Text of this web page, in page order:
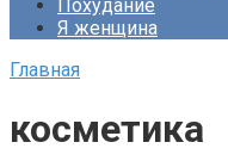
Похудание
Я женщина
Главная
косметика